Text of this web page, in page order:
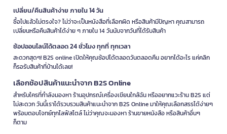
เปลี่ยน/คืนสินค้าง่าย ภายใน 14 วัน
ซื้อไปแล้วไม่ตรงใจ? ไม่ว่าจะเป็นหนังสือที่เลือกผิด หรือสินค้ามีปัญหา คุณสามารถ
เปลี่ยนหรือคืนสินค้าได้ง่าย ๆ ภายใน 14 วันนับจากวันที่ได้รับสินค้า
ช้อปออนไลน์ได้ตลอด 24 ชั่วโมง ทุกที่ ทุกเวลา
สะดวกสุดๆ! B2S online เปิดให้คุณช้อปได้ตลอดวันตลอดคืน อยากได้อะไร แค่คลิก
ก็รอรับสินค้าที่บ้านได้เลย!
เลือกช้อปสินค้าแนะนำจาก B2S Online
สำหรับใครที่กำลังมองหา ร้านอุปกรณ์เครื่องเขียนใกล้ฉัน หรืออยากแวะร้าน B2S แต่
ไม่สะดวก วันนี้เราได้รวบรวมสินค้าแนะนำจาก B2S Online มาให้คุณเลือกสรรได้ง่ายๆ
พร้อมตอบโจทย์ทุกไลฟ์สไตล์ ไม่ว่าคุณจะมองหา ร้านขายหนังสือ หรือสินค้าอื่นๆ
ก็ตาม